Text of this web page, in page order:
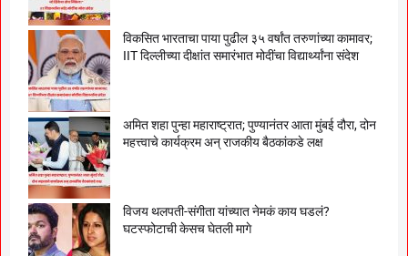
विकसित भारताचा पाया पुढील ३५ वर्षांत तरुणांच्या कामावर;
IIT दिल्लीच्या दीक्षांत समारंभात मोदींचा विद्यार्थ्यांना संदेश
अमित शहा पुन्हा महाराष्ट्रात; पुण्यानंतर आता मुंबई दौरा, दोन
महत्त्वाचे कार्यक्रम अन् राजकीय बैठकांकडे लक्ष
विजय थलपती-संगीता यांच्यात नेमकं काय घडलं?
घटस्फोटाची केसच घेतली मागे